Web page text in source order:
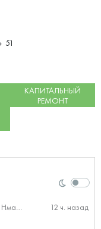
51
КАПИТАЛЬНЫЙ
РЕМОНТ
Гость 7370, 12.03.2020 Вебинар от Нмаркет.ПРО: «Актуальное об ипотеке: что нужно знать» 12 ч. назад